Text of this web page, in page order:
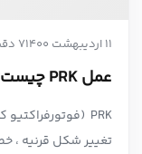
11 اردیبهشت 1400 7 دقیقه مطالعه
عمل PRK چیست؟ (فوتورفراکتیو کراتکتومی)
تغییر شکل قرنیه ،